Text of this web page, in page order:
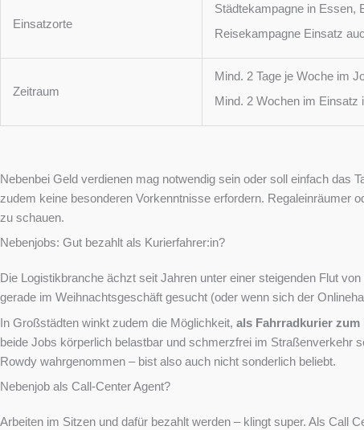
Einsatzorte
Städtekampagne in Essen,
Reisekampagne Einsatz
Zeitraum
Mind. 2 Tage je Woche im
Mind. 2 Wochen im Einsatz
Nebenbei Geld verdienen mag notwendig sein oder soll einfach das
zudem keine besonderen Vorkenntnisse erfordern. Regaleinräumer
zu schauen.
Nebenjobs: Gut bezahlt als Kurierfahrer:in?
Die Logistikbranche ächzt seit Jahren unter einer steigenden Flut
gerade im Weihnachtsgeschäft gesucht (oder wenn sich der
In Großstädten winkt zudem die Möglichkeit, als Fahrradkurier
beide Jobs körperlich belastbar und schmerzfrei im Straßenverkehr
Rowdy wahrgenommen – bist also auch nicht sonderlich beliebt.
Nebenjob als Call-Center Agent?
Arbeiten im Sitzen und dafür bezahlt werden – klingt super. Als Call